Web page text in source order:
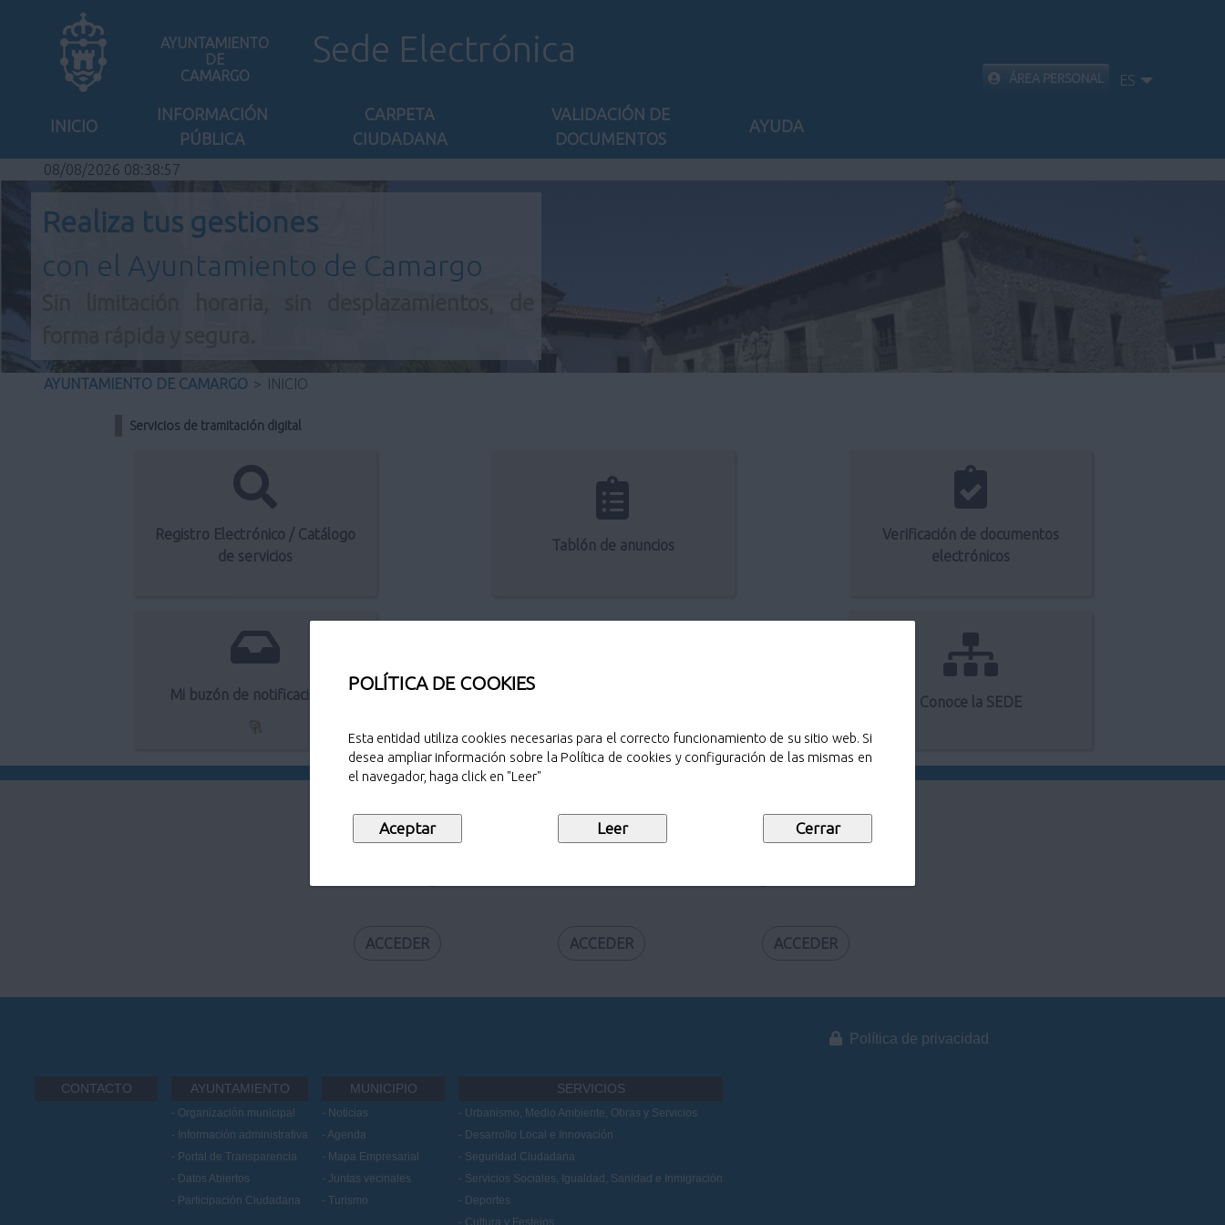
POLÍTICA DE COOKIES
Esta entidad utiliza cookies necesarias para el correcto funcionamiento de su sitio web. Si
desea ampliar información sobre la Política de cookies y configuración de las mismas en
el navegador, haga click en "Leer"
AYUNTAMIENTO
DE
CAMARGO
Sede Electrónica
INICIO
INFORMACIÓN
PÚBLICA
CARPETA
CIUDADANA
VALIDACIÓN DE
DOCUMENTOS
AYUDA
ÁREA PERSONAL ES
08/08/2026 08:38:57
Realiza tus gestiones
con el Ayuntamiento de Camargo
AYUNTAMIENTO DE CAMARGO > INICIO
Servicios de tramitación digital
Registro Electrónico / Catálogo
de servicios
Tablón de anuncios
Verificación de documentos
electrónicos
Mi buzón de notificaciones Conoce la SEDE
ACCEDER ACCEDER ACCEDER
CONTACTO AYUNTAMIENTO
Organización municipal
Información administrativa
Portal de Transparencia
Datos Abiertos
Participación Ciudadana
MUNICIPIO
Noticias
Agenda
Mapa Empresarial
Juntas vecinales
Turismo
SERVICIOS
Urbanismo, Medio Ambiente, Obras y Servicios
Desarrollo Local e Innovación
Seguridad Ciudadana
Servicios Sociales, Igualdad, Sanidad e Inmigración
Deportes
Cultura y Festejos
Política de privacidad